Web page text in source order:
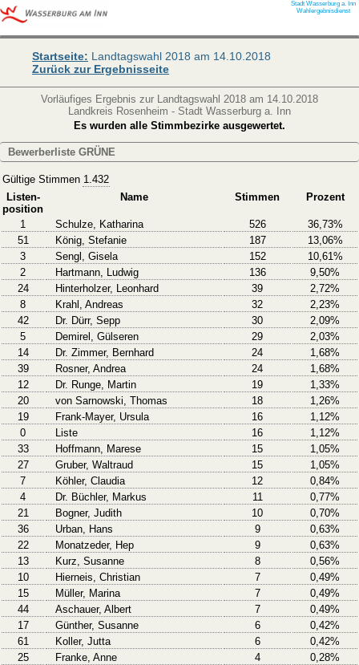
Stadt Wasserburg a. Inn
Wahlergebnisdienst
Startseite: Landtagswahl 2018 am 14.10.2018
Zurück zur Ergebnisseite
Vorläufiges Ergebnis zur Landtagswahl 2018 am 14.10.2018
Landkreis Rosenheim - Stadt Wasserburg a. Inn
Es wurden alle Stimmbezirke ausgewertet.
Bewerberliste GRÜNE
Gültige Stimmen 1.432
Listen-
position
Name Stimmen Prozent
1 Schulze, Katharina 526
36,73%
51
König, Stefanie 187
13,06%
3
Sengl, Gisela 152
10,61%
2
Hartmann, Ludwig 136
9,50%
24
Hinterholzer, Leonhard 39
2,72%
8
Krahl, Andreas 32
2,23%
42
Dr. Dürr, Sepp 30
2,09%
5
Demirel, Gülseren 29
2,03%
14
Dr. Zimmer, Bernhard 24
1,68%
39
Rosner, Andrea 24
1,68%
12
Dr. Runge, Martin 19
1,33%
20
von Sarnowski, Thomas 18
1,26%
19
Frank-Mayer, Ursula 16
1,12%
0
Liste 16
1,12%
33
Hoffmann, Marese 15
1,05%
27
Gruber, Waltraud 15
1,05%
7
Köhler, Claudia 12
0,84%
4
Dr. Büchler, Markus 11
0,77%
21
Bogner, Judith 10
0,70%
36
Urban, Hans 9
0,63%
22
Monatzeder, Hep 9
0,63%
13
Kurz, Susanne 8
0,56%
10
Hierneis, Christian 7
0,49%
15
Müller, Marina 7
0,49%
44
Aschauer, Albert 7
0,49%
17
Günther, Susanne 6
0,42%
61
Koller, Jutta 6
0,42%
25
Franke, Anne 4
0,28%